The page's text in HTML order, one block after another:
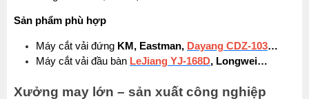
Sản phẩm phù hợp
Máy cắt vải đứng KM, Eastman, Dayang CDZ-103…
Máy cắt vải đầu bàn LeJiang YJ-168D, Longwei…
Xưởng may lớn – sản xuất công nghiệp